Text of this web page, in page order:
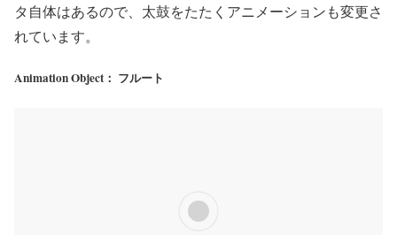
タ自体はあるので、太鼓をたたくアニメーションも変更さ
れています。
Animation Object： フルート